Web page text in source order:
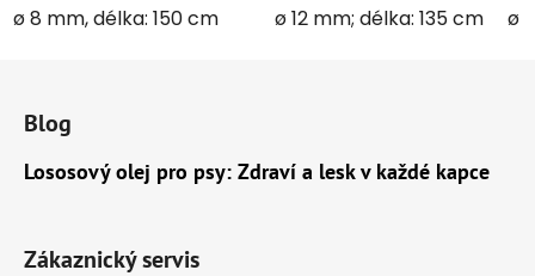
ø 8 mm, délka: 150 cm ø 12 mm; délka: 135 cm ø
Blog
Lososový olej pro psy: Zdraví a lesk v každé kapce
Zákaznický servis